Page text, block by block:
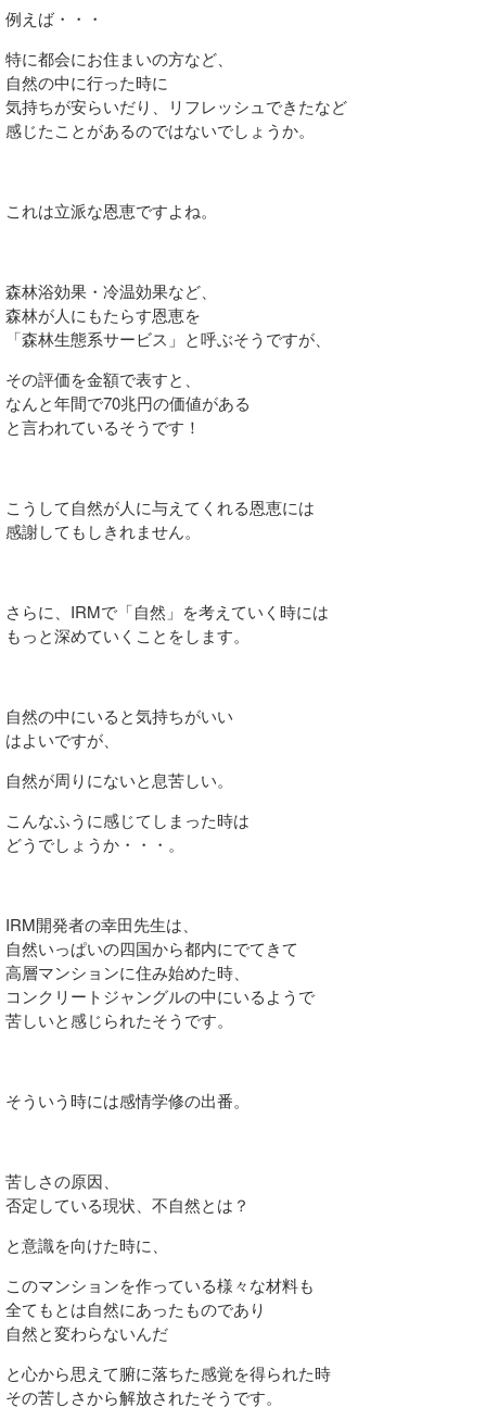
例えば・・・
特に都会にお住まいの方など、
自然の中に行った時に
気持ちが安らいだり、リフレッシュできたなど
感じたことがあるのではないでしょうか。
これは立派な恩恵ですよね。
森林浴効果・冷温効果など、
森林が人にもたらす恩恵を
「森林生態系サービス」と呼ぶそうですが、
その評価を金額で表すと、
なんと年間で70兆円の価値がある
と言われているそうです！
こうして自然が人に与えてくれる恩恵には
感謝してもしきれません。
さらに、IRMで「自然」を考えていく時には
もっと深めていくことをします。
自然の中にいると気持ちがいい
はよいですが、
自然が周りにないと息苦しい。
こんなふうに感じてしまった時は
どうでしょうか・・・。
IRM開発者の幸田先生は、
自然いっぱいの四国から都内にでてきて
高層マンションに住み始めた時、
コンクリートジャングルの中にいるようで
苦しいと感じられたそうです。
そういう時には感情学修の出番。
苦しさの原因、
否定している現状、不自然とは？
と意識を向けた時に、
このマンションを作っている様々な材料も
全てもとは自然にあったものであり
自然と変わらないんだ
と心から思えて腑に落ちた感覚を得られた時
その苦しさから解放されたそうです。